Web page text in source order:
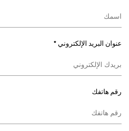
عنوان البريد الإلكتروني *
رقم هاتفك